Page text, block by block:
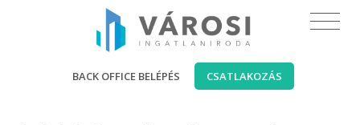
BACK OFFICE BELÉPÉS CSATLAKOZÁS